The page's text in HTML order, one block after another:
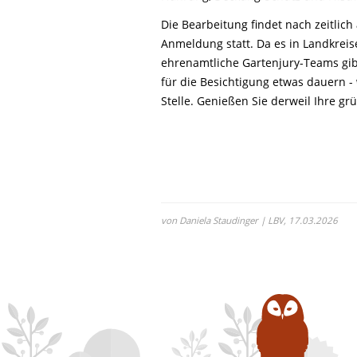
Life-Natur-Projekte
Auffangstation
International
Die Bearbeitung findet nach
Anmeldung statt. Da es in
ehrenamtliche Gartenjury-Teams
für die Besichtigung etwas dauern
Stelle. Genießen Sie derweil Ihre
von Daniela Staudinger | LBV, 17.03.2026